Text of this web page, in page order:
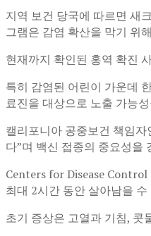
지역 보건 당국에 따르면 새
그램은 감염 확산을 막기 위
현재까지 확인된 홍역 확진
특히 감염된 어린이 가운데
료진을 대상으로 노출 가능
캘리포니아 공중보건 책임자
다”며 백신 접종의 중요성을
Centers for Disease
최대 2시간 동안 살아남을 수
초기 증상은 고열과 기침, 콧